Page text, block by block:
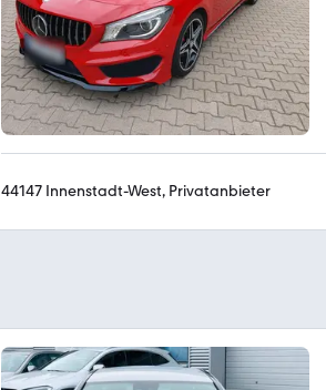
44147 Innenstadt-West, Privatanbieter